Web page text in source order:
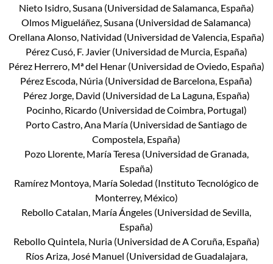
Nieto Isidro, Susana (Universidad de Salamanca, España)
Olmos Migueláñez, Susana (Universidad de Salamanca)
Orellana Alonso, Natividad (Universidad de Valencia, España)
Pérez Cusó, F. Javier (Universidad de Murcia, España)
Pérez Herrero, Mª del Henar (Universidad de Oviedo, España)
Pérez Escoda, Núria (Universidad de Barcelona, España)
Pérez Jorge, David (Universidad de La Laguna, España)
Pocinho, Ricardo (Universidad de Coimbra, Portugal)
Porto Castro, Ana María (Universidad de Santiago de
Compostela, España)
Pozo Llorente, María Teresa (Universidad de Granada,
España)
Ramírez Montoya, María Soledad (Instituto Tecnológico de
Monterrey, México)
Rebollo Catalan, María Ángeles (Universidad de Sevilla,
España)
Rebollo Quintela, Nuria (Universidad de A Coruña, España)
Ríos Ariza, José Manuel (Universidad de Guadalajara,